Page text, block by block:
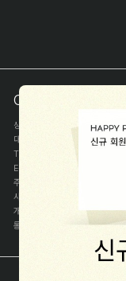
COMPANY INFO
상호
(주)해피
대표
이화진
TEL
E-MAIL
주소
사업자등록번호
개인정보관리자
이화진
통신판매신고번호
제